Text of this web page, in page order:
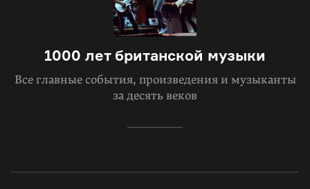
1000 лет британской музыки
Все главные события, произведения и музыканты
за десять веков